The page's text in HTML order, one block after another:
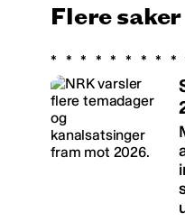
Flere saker